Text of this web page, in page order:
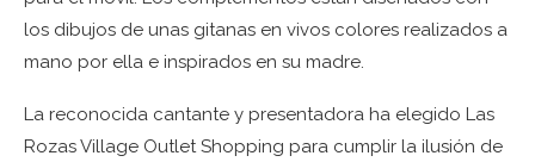
los dibujos de unas gitanas en vivos colores realizados a
mano por ella e inspirados en su madre.
La reconocida cantante y presentadora ha elegido Las
Rozas Village Outlet Shopping para cumplir la ilusión de